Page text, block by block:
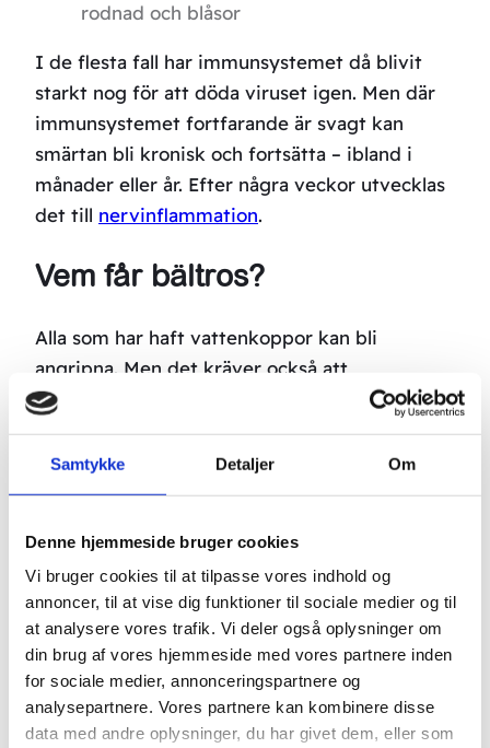
Samtykke Detaljer Om
Denne hjemmeside bruger cookies
Vi bruger cookies til at tilpasse vores indhold og
annoncer, til at vise dig funktioner til sociale medier og til
at analysere vores trafik. Vi deler også oplysninger om
din brug af vores hjemmeside med vores partnere inden
for sociale medier, annonceringspartnere og
analysepartnere. Vores partnere kan kombinere disse
data med andre oplysninger, du har givet dem, eller som
rodnad och blåsor
I de flesta fall har immunsystemet då blivit
starkt nog för att döda viruset igen. Men där
immunsystemet fortfarande är svagt kan
smärtan bli kronisk och fortsätta – ibland i
månader eller år. Efter några veckor utvecklas
det till nervinflammation.
Vem får bältros?
Alla som har haft vattenkoppor kan bli
angripna. Men det kräver också att
immunsystemet är försvagat. När du blir äldre
och svagare ökar risken. 10-20% av
befolkningen får bältros, men de allra flesta är
äldre än 60 år. Ju äldre man är när man får det,
kronisk.
Lyckligtvis spelar inte ålder någon roll för
behandling med Boel Akupunktur.
Kan stress orsaka bältros?